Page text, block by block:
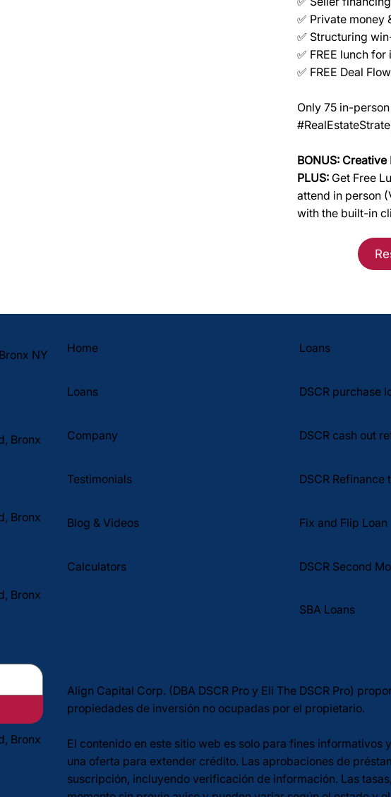
✅ Private money
✅ Structuring
✅ FREE lunch
✅ FREE Deal
Only 75 in-
BONUS:
PLUS: Get Free
attend in person
with the built-in
NY
Bronx
Bronx
Bronx
Bronx
Home
Loans
Company
Testimonials
Blog & Videos
Calculators
Loans
DSCR purchase
DSCR cash out
DSCR
Fix and Flip Loan
DSCR Second
SBA Loans
Align Capital Corp. (DBA DSCR Pro y Eli The DSCR Pro)
propiedades de inversión no ocupadas por el propietario.
El contenido en este sitio web es solo para fines
una oferta para extender crédito. Las aprobaciones de
suscripción, incluyendo verificación de información. Las